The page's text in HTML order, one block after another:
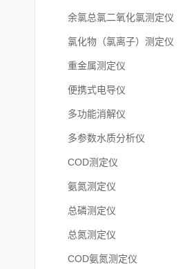
余氯总氯二氧化氯测定仪
氯化物（氯离子）测定仪
重金属测定仪
便携式电导仪
多功能消解仪
多参数水质分析仪
COD测定仪
氨氮测定仪
总磷测定仪
总氮测定仪
COD氨氮测定仪